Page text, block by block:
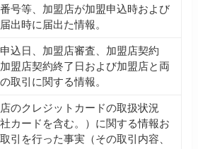
号等、加盟店が加盟申込時および
出時に届出た情報。
込日、加盟店審査、加盟店契約
盟店契約終了日および加盟店と両
取引に関する情報。
のクレジットカードの取扱状況
社カードを含む。）に関する情報お
引を行った事実（その取引内容、